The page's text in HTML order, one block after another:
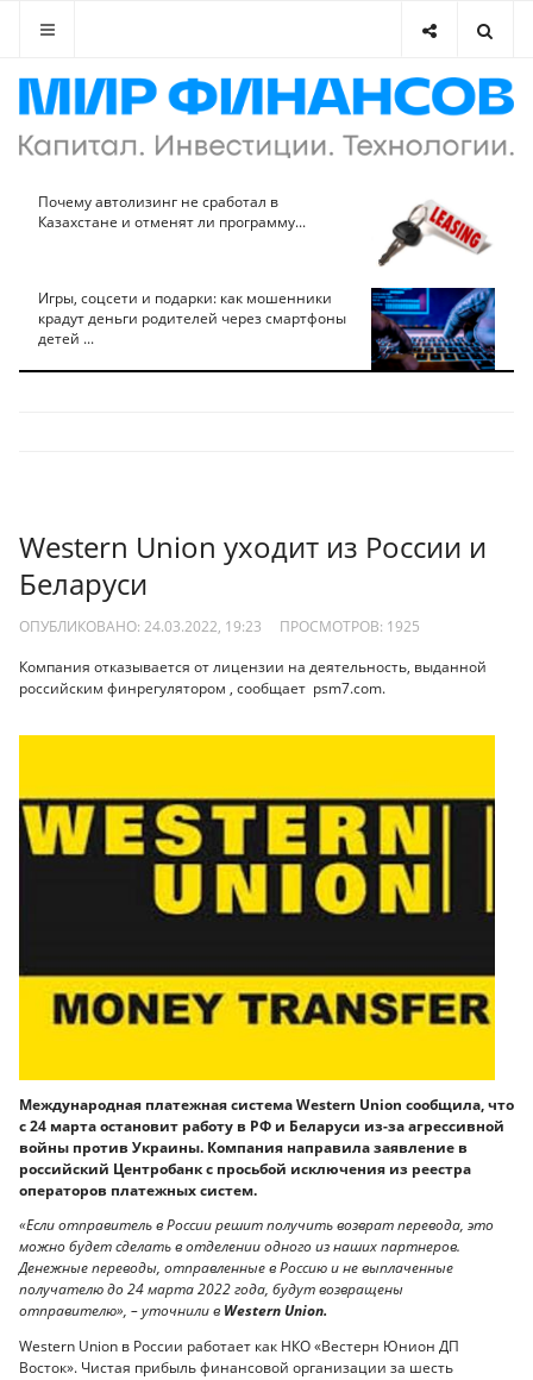
Почему автолизинг не сработал в
Казахстане и отменят ли программу...
Игры, соцсети и подарки: как мошенники
крадут деньги родителей через смартфоны
детей ...
Western Union уходит из России и
Беларуси
ОПУБЛИКОВАНО: 24.03.2022, 19:23 ПРОСМОТРОВ: 1925
Компания отказывается от лицензии на деятельность, выданной
российским финрегулятором , сообщает psm7.com.
Международная платежная система Western Union сообщила, что
с 24 марта остановит работу в РФ и Беларуси из-за агрессивной
войны против Украины. Компания направила заявление в
российский Центробанк с просьбой исключения из реестра
операторов платежных систем.
«Если отправитель в России решит получить возврат перевода, это
можно будет сделать в отделении одного из наших партнеров.
Денежные переводы, отправленные в Россию и не выплаченные
получателю до 24 марта 2022 года, будут возвращены
отправителю», – уточнили в Western Union.
Western Union в России работает как НКО «Вестерн Юнион ДП
Восток». Чистая прибыль финансовой организации за шесть